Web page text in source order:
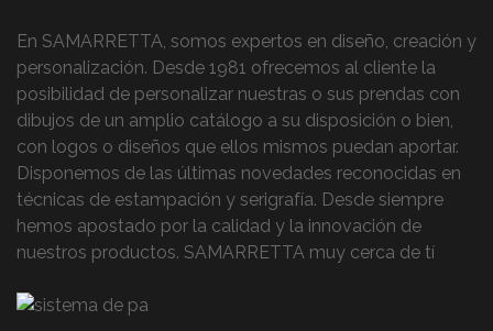
En SAMARRETTA, somos expertos en diseño, creación y
personalización. Desde 1981 ofrecemos al cliente la
posibilidad de personalizar nuestras o sus prendas con
dibujos de un amplio catálogo a su disposición o bien,
con logos o diseños que ellos mismos puedan aportar.
Disponemos de las últimas novedades reconocidas en
técnicas de estampación y serigrafía. Desde siempre
hemos apostado por la calidad y la innovación de
nuestros productos. SAMARRETTA muy cerca de tí